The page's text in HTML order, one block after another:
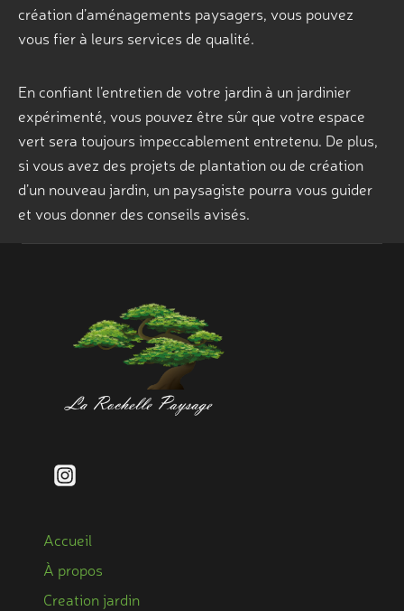
création d’aménagements paysagers, vous pouvez
vous fier à leurs services de qualité.
En confiant l’entretien de votre jardin à un jardinier
expérimenté, vous pouvez être sûr que votre espace
vert sera toujours impeccablement entretenu. De plus,
si vous avez des projets de plantation ou de création
d’un nouveau jardin, un paysagiste pourra vous guider
et vous donner des conseils avisés.
Accueil
À propos
Creation jardin